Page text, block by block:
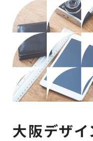
大阪デザ